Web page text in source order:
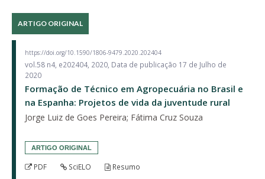
ARTIGO ORIGINAL
https://doi.org/10.1590/1806-9479.2020.202404
vol.58 n4, e202404, 2020, Data de publicação 17 de Julho de
2020
Formação de Técnico em Agropecuária no Brasil e
na Espanha: Projetos de vida da juventude rural
Jorge Luiz de Goes Pereira; Fátima Cruz Souza
ARTIGO ORIGINAL
PDF SciELO Resumo